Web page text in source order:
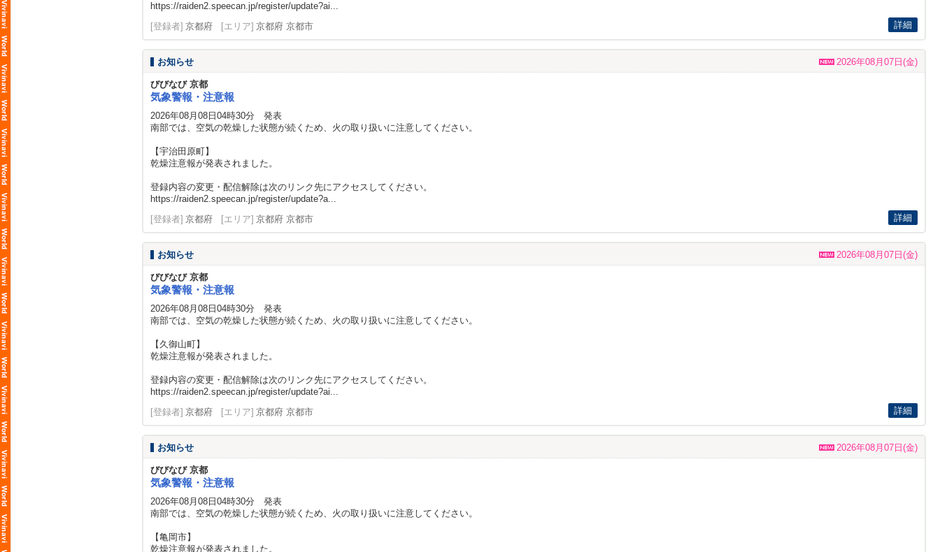
https://raiden2.speecan.jp/register/update?ai...
[登録者] 京都府 [エリア] 京都府 京都市 詳細
お知らせ 2026年08月07日(金)
びびなび 京都
気象警報・注意報
2026年08月08日04時30分 発表
南部では、空気の乾燥した状態が続くため、火の取り扱いに注意してください。
【宇治田原町】
乾燥注意報が発表されました。
登録内容の変更・配信解除は次のリンク先にアクセスしてください。
https://raiden2.speecan.jp/register/update?a...
[登録者] 京都府 [エリア] 京都府 京都市 詳細
お知らせ 2026年08月07日(金)
びびなび 京都
気象警報・注意報
2026年08月08日04時30分 発表
南部では、空気の乾燥した状態が続くため、火の取り扱いに注意してください。
【久御山町】
乾燥注意報が発表されました。
登録内容の変更・配信解除は次のリンク先にアクセスしてください。
https://raiden2.speecan.jp/register/update?ai...
[登録者] 京都府 [エリア] 京都府 京都市 詳細
お知らせ 2026年08月07日(金)
びびなび 京都
気象警報・注意報
2026年08月08日04時30分 発表
南部では、空気の乾燥した状態が続くため、火の取り扱いに注意してください。
【亀岡市】
乾燥注意報が発表されました。